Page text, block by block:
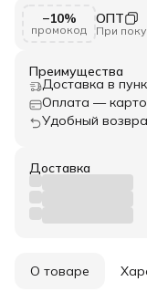
−10%
промокод
ОПТ
При
Преимущества
Доставка в
Оплата —
Удобный
Доставка
О товаре